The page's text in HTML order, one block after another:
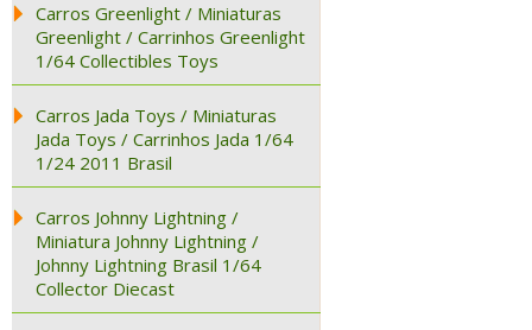
Carros Greenlight / Miniaturas
Greenlight / Carrinhos Greenlight
1/64 Collectibles Toys
Carros Jada Toys / Miniaturas
Jada Toys / Carrinhos Jada 1/64
1/24 2011 Brasil
Carros Johnny Lightning /
Miniatura Johnny Lightning /
Johnny Lightning Brasil 1/64
Collector Diecast